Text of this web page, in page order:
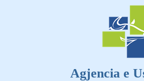
Agjencia e